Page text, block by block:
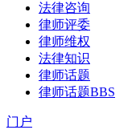
法律咨询
律师评委
律师维权
法律知识
律师话题
律师话题BBS
门户